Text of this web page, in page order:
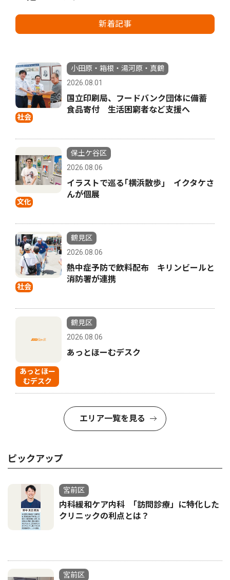
新着記事
社会
小田原・箱根・湯河原・真鶴
2026.08.01
国立印刷局、フードバンク団体に備蓄
食品寄付 生活困窮者など支援へ
文化
保土ケ谷区
2026.08.06
イラストで巡る｢横浜散歩｣ イクタケさ
んが個展
社会
鶴見区
2026.08.06
熱中症予防で飲料配布 キリンビールと
消防署が連携
あっとほー
むデスク
鶴見区
2026.08.06
あっとほーむデスク
エリア一覧を見る
ピックアップ
宮前区
内科緩和ケア内科 ｢訪問診療」に特化した
クリニックの利点とは？
宮前区